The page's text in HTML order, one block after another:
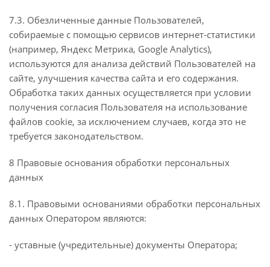
7.3. Обезличенные данные Пользователей,
собираемые с помощью сервисов интернет-статистики
(например, Яндекс Метрика, Google Analytics),
используются для анализа действий Пользователей на
сайте, улучшения качества сайта и его содержания.
Обработка таких данных осуществляется при условии
получения согласия Пользователя на использование
файлов cookie, за исключением случаев, когда это не
требуется законодательством.
8 Правовые основания обработки персональных
данных
8.1. Правовыми основаниями обработки персональных
данных Оператором являются:
- уставные (учредительные) документы Оператора;